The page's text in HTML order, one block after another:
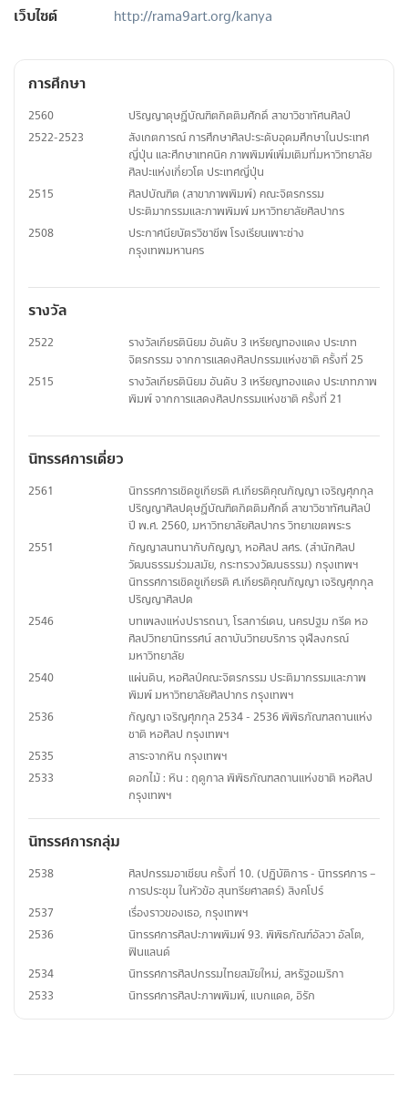
เว็บไซต์
http://rama9art.org/kanya
การศึกษา
2560
ปริญญาดุษฎีบัณฑิตกิตติมศักดิ์ สาขาวิชาทัศนศิลป์
2522-2523
สังเกตการณ์ การศึกษาศิลปะระดับอุดมศึกษาในประเทศ
ญี่ปุ่น และศึกษาเทคนิค ภาพพิมพ์เพิ่มเติมที่มหาวิทยาลัย
ศิลปะแห่งเกี่ยวโต ประเทศญี่ปุ่น
2515
ศิลปบัณฑิต (สาขาภาพพิมพ์) คณะจิตรกรรม
ประติมากรรมและภาพพิมพ์ มหาวิทยาลัยศิลปากร
2508
ประกาศนียบัตรวิชาชีพ โรงเรียนเพาะช่าง
กรุงเทพมหานคร
รางวัล
2522
รางวัลเกียรตินิยม อันดับ 3 เหรียญทองแดง ประเภท
จิตรกรรม จากการแสดงศิลปกรรมแห่งชาติ ครั้งที่ 25
2515
รางวัลเกียรตินิยม อันดับ 3 เหรียญทองแดง ประเภทภาพ
พิมพ์ จากการแสดงศิลปกรรมแห่งชาติ ครั้งที่ 21
นิทรรศการเดี่ยว
2561
นิทรรศการเชิดชูเกียรติ ศ.เกียรติคุณกัญญา เจริญศุภกุล
ปริญญาศิลปดุษฎีบัณฑิตกิตติมศักดิ์ สาขาวิชาทัศนศิลป์
ปี พ.ศ. 2560, มหาวิทยาลัยศิลปากร วิทยาเขตพระร
2551
กัญญาสนทนากับกัญญา, หอศิลป สศร. (สำนักศิลป
วัฒนธรรมร่วมสมัย, กระทรวงวัฒนธรรม) กรุงเทพฯ
นิทรรศการเชิดชูเกียรติ ศ.เกียรติคุณกัญญา เจริญศุภกุล
ปริญญาศิลปด
2546
บทเพลงแห่งปรารถนา, โรสการ์เดน, นครปฐม กรีด หอ
ศิลปวิทยานิทรรศน์ สถาบันวิทยบริการ จุฬลงกรณ์
มหาวิทยาลัย
2540
แผ่นดิน, หอศิลป์คณะจิตรกรรม ประติมากรรมและภาพ
พิมพ์ มหาวิทยาลัยศิลปากร กรุงเทพฯ
2536
กัญญา เจริญศุภกุล 2534 - 2536 พิพิธภัณฑสถานแห่ง
ชาติ หอศิลป กรุงเทพฯ
2535
สาระจากหิน กรุงเทพฯ
2533
ดอกไม้ : หิน : ฤดูกาล พิพิธภัณฑสถานแห่งชาติ หอศิลป
กรุงเทพฯ
นิทรรศการกลุ่ม
2538
ศิลปกรรมอาเซียน ครั้งที่ 10. (ปฏิบัติการ - นิทรรศการ –
การประชุม ในหัวข้อ สุนทรียศาสตร์) สิงคโปร์
2537
เรื่องราวของเธอ, กรุงเทพฯ
2536
นิทรรศการศิลปะภาพพิมพ์ 93. พิพิธภัณฑ์อัลวา อัลโต,
ฟินแลนด์
2534
นิทรรศการศิลปกรรมไทยสมัยใหม่, สหรัฐอเมริกา
2533
นิทรรศการศิลปะภาพพิมพ์, แบกแดด, อิรัก